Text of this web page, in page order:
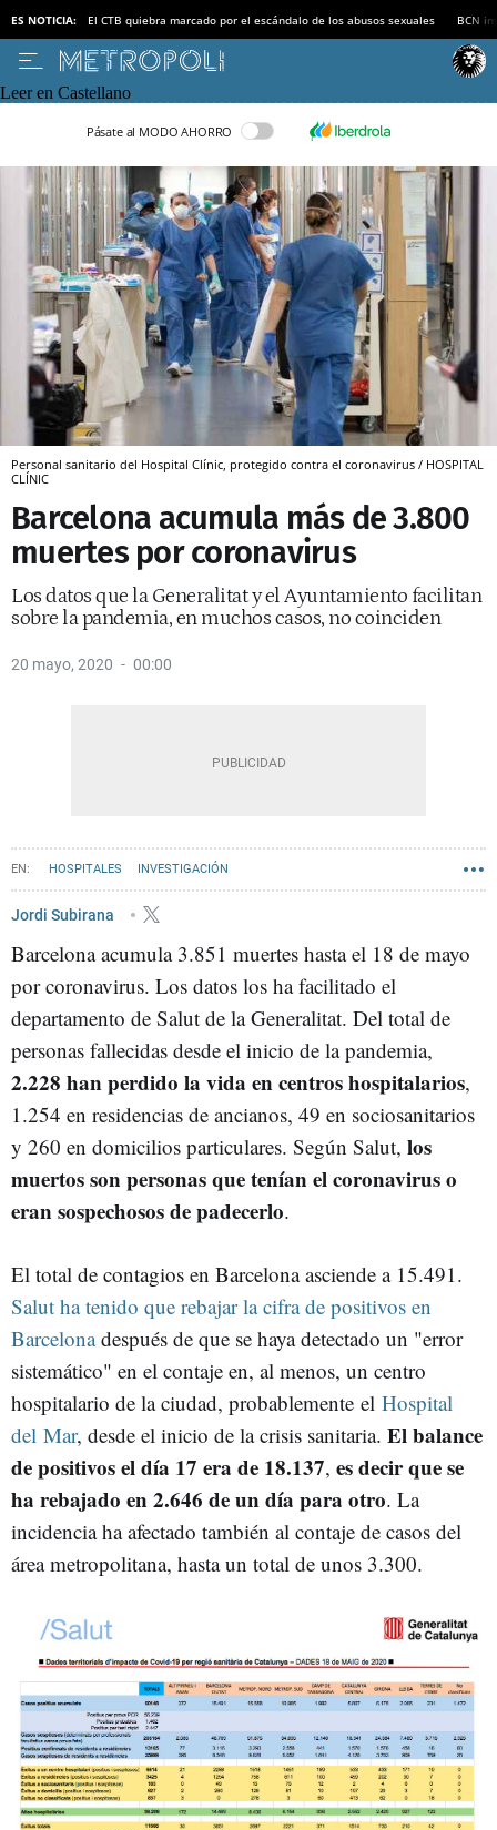
ES NOTICIA: El CTB quiebra marcado por el escándalo de los abusos sexuales BCN
Leer en Castellano
Pásate al MODO AHORRO
Personal sanitario del Hospital Clínic, protegido contra el coronavirus / HOSPITAL
CLÍNIC
Barcelona acumula más de 3.800
muertes por coronavirus
Los datos que la Generalitat y el Ayuntamiento facilitan
sobre la pandemia, en muchos casos, no coinciden
20 mayo, 2020 00:00
HOSPITALES INVESTIGACIÓN
Jordi Subirana
Barcelona acumula 3.851 muertes hasta el 18 de mayo
por coronavirus. Los datos los ha facilitado el
departamento de Salut de la Generalitat. Del total de
personas fallecidas desde el inicio de la pandemia,
2.228 han perdido la vida en centros hospitalarios,
1.254 en residencias de ancianos, 49 en sociosanitarios
y 260 en domicilios particulares. Según Salut, los
muertos son personas que tenían el coronavirus o
eran sospechosos de padecerlo.
El total de contagios en Barcelona asciende a 15.491.
Salut ha tenido que rebajar la cifra de positivos en
Barcelonadespués de que se haya detectado un "error
sistemático" en el contaje en, al menos, un centro
hospitalario de la ciudad, probablemente el Hospital
del Mar, desde el inicio de la crisis sanitaria. El balance
de positivos el día 17 era de 18.137, es decir que se
ha rebajado en 2.646 de un día para otro. La
incidencia ha afectado también al contaje de casos del
área metropolitana, hasta un total de unos 3.300.